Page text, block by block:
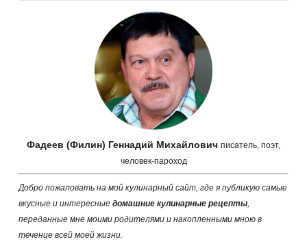
Фадеев (Филин) Геннадий Михайлович писатель, поэт,
человек-пароход
Добро пожаловать на мой кулинарный сайт, где я публикую самые
вкусные и интересныедомашние кулинарные рецепты
переданные мне моими родителями и накопленными мною в
течение всей моей жизни.